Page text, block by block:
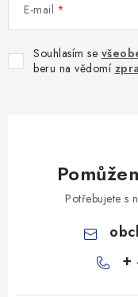
E-mail
Souhlasím se
beru na vědomí
Potřebujete s
+